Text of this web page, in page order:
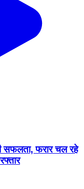
सफलता, फरार चल रहे